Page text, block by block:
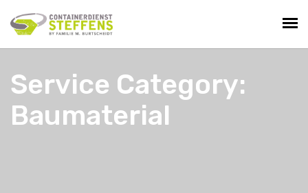
Service Category:
Baumaterial